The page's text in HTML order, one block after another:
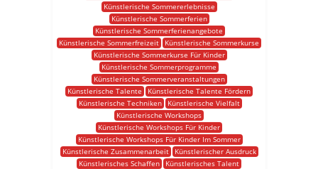
Künstlerische Sommererlebnisse
Künstlerische Sommerferien
Künstlerische Sommerferienangebote
Künstlerische Sommerfreizeit
Künstlerische Sommerkurse
Künstlerische Sommerkurse Für Kinder
Künstlerische Sommerprogramme
Künstlerische Sommerveranstaltungen
Künstlerische Talente
Künstlerische Talente Fördern
Künstlerische Techniken
Künstlerische Vielfalt
Künstlerische Workshops
Künstlerische Workshops Für Kinder
Künstlerische Workshops Für Kinder Im Sommer
Künstlerische Zusammenarbeit
Künstlerischer Ausdruck
Künstlerisches Schaffen
Künstlerisches Talent